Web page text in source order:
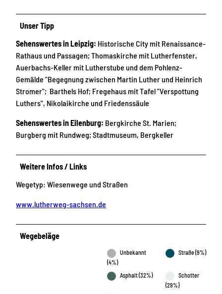
Unser Tipp
Sehenswertes in Leipzig: Historische City mit Renaissance-
Rathaus und Passagen; Thomaskirche mit Lutherfenster,
Auerbachs-Keller mit Lutherstube und dem Pohlenz-
Gemälde "Begegnung zwischen Martin Luther und Heinrich
Stromer"; Barthels Hof; Fregehaus mit Tafel "Verspottung
Luthers", Nikolaikirche und Friedenssäule
Sehenswertes in Eilenburg: Bergkirche St. Marien;
Burgberg mit Rundweg; Stadtmuseum, Bergkeller
Weitere Infos / Links
Wegetyp: Wiesenwege und Straßen
www.lutherweg-sachsen.de
Wegebeläge
Unbekannt
(4%)
Straße (9%)
Asphalt (32%)
Schotter
(29%)